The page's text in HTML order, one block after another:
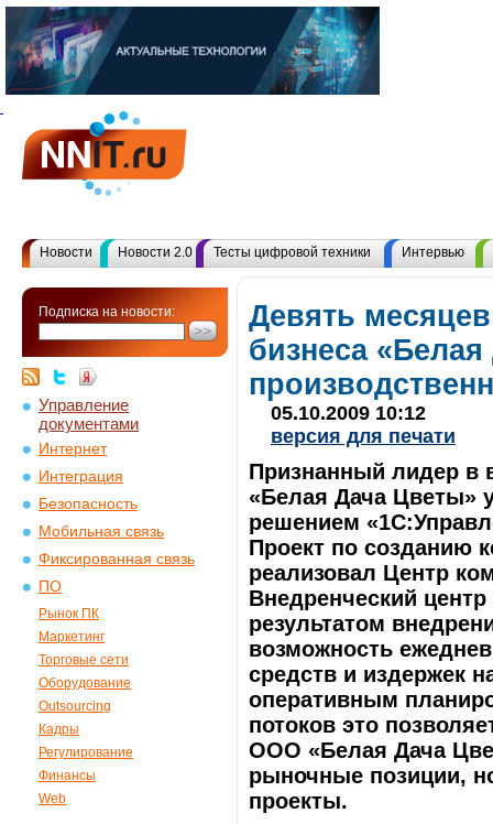
Новости Новости 2.0 Тесты цифровой техники Интервью
Подписка на новости:
Управление
документами
Интернет
Интеграция
Безопасность
Мобильная связь
Фиксированная связь
ПО
Рынок ПК
Маркетинг
Торговые сети
Оборудование
Outsourcing
Кадры
Регулирование
Финансы
Web
Девять
бизнеса
05.10.2009 10:12
версия для печати
Признанный лидер в
«Белая Дача Цветы»
решением
Проект по созданию
реализовал Центр
Внедренческий
результатом
возможность
средств и издержек
оперативным
потоков это
ООО «Белая Дача
рыночные позиции,
проекты.